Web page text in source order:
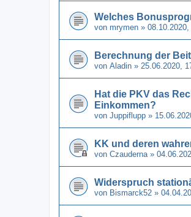
Welches
von mrymen »
Berechnung der
von Aladin » 25.06.2020,
Hat die PKV das
Einkommen?
von Juppiflupp »
KK und deren
von Czauderna »
Widerspruch
von Bismarck52 »